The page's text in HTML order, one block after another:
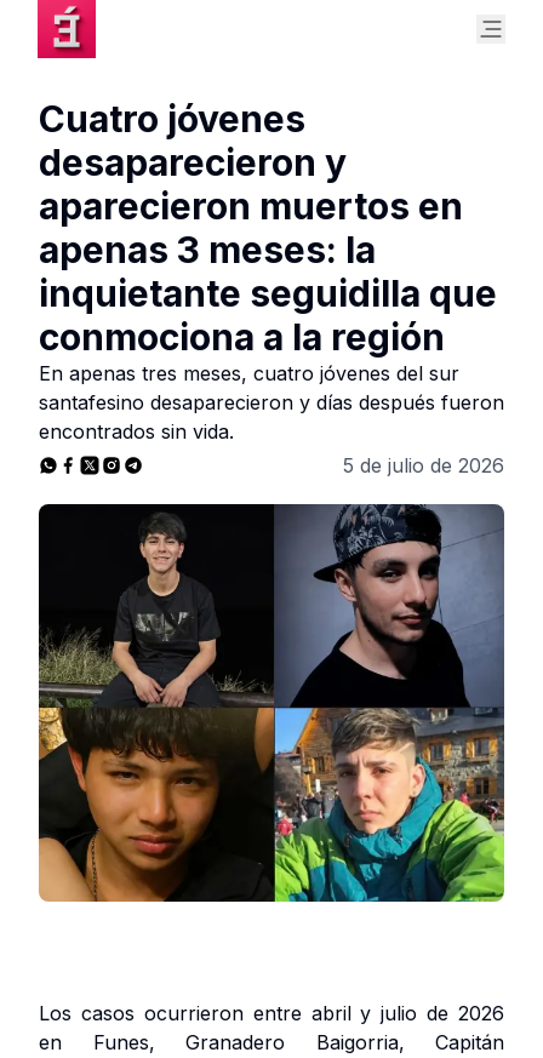
Cuatro jóvenes
desaparecieron y
aparecieron muertos en
apenas 3 meses: la
inquietante seguidilla que
conmociona a la región
En apenas tres meses, cuatro jóvenes del sur
santafesino desaparecieron y días después fueron
encontrados sin vida.
5 de julio de 2026
Los casos ocurrieron entre abril y julio de 2026
en Funes, Granadero Baigorria, Capitán